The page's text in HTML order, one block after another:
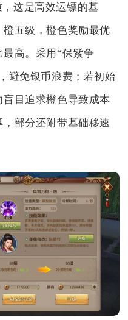
这是高效运镖的基
五级，橙色奖励最优
高。采用“保紫争
避免银币浪费；若初始
目追求橙色导致成本
部分还附带基础移速